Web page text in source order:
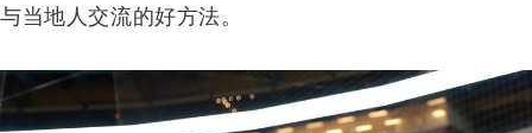
与当地人交流的好方法。